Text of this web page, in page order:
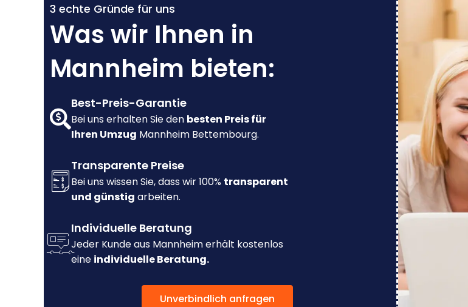
3 echte Gründe für uns
Was wir Ihnen in
Mannheim bieten:
Best-Preis-Garantie
Bei uns erhalten Sie den besten Preis für
Ihren Umzug Mannheim Bettembourg.
Transparente Preise
Bei uns wissen Sie, dass wir 100% transparent
und günstig arbeiten.
Individuelle Beratung
Jeder Kunde aus Mannheim erhält kostenlos
eine individuelle Beratung.
Unverbindlich anfragen